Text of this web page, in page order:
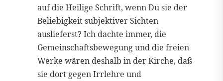
auf die Heilige Schrift, wenn Du sie der
Beliebigkeit subjektiver Sichten
auslieferst? Ich dachte immer, die
Gemeinschaftsbewegung und die freien
Werke wären deshalb in der Kirche, daß
sie dort gegen Irrlehre und